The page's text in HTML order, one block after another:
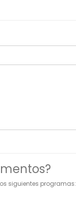
siguientes programas: